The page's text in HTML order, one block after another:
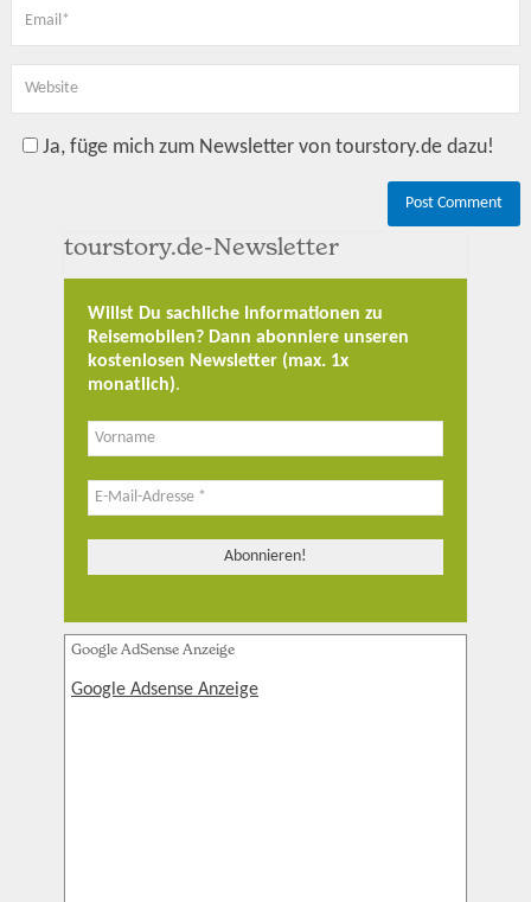
Ja, füge mich zum Newsletter von tourstory.de dazu!
tourstory.de-Newsletter
Willst Du sachliche Informationen zu
Reisemobilen? Dann abonniere unseren
kostenlosen Newsletter (max. 1x
monatlich).
Google AdSense Anzeige
Google Adsense Anzeige